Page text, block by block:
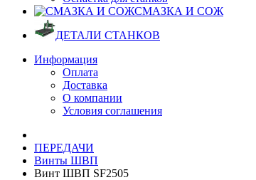
СМАЗКА И СОЖ
ДЕТАЛИ СТАНКОВ
Информация
Оплата
Доставка
О компании
Условия соглашения
ПЕРЕДАЧИ
Винты ШВП
Винт ШВП SF2505